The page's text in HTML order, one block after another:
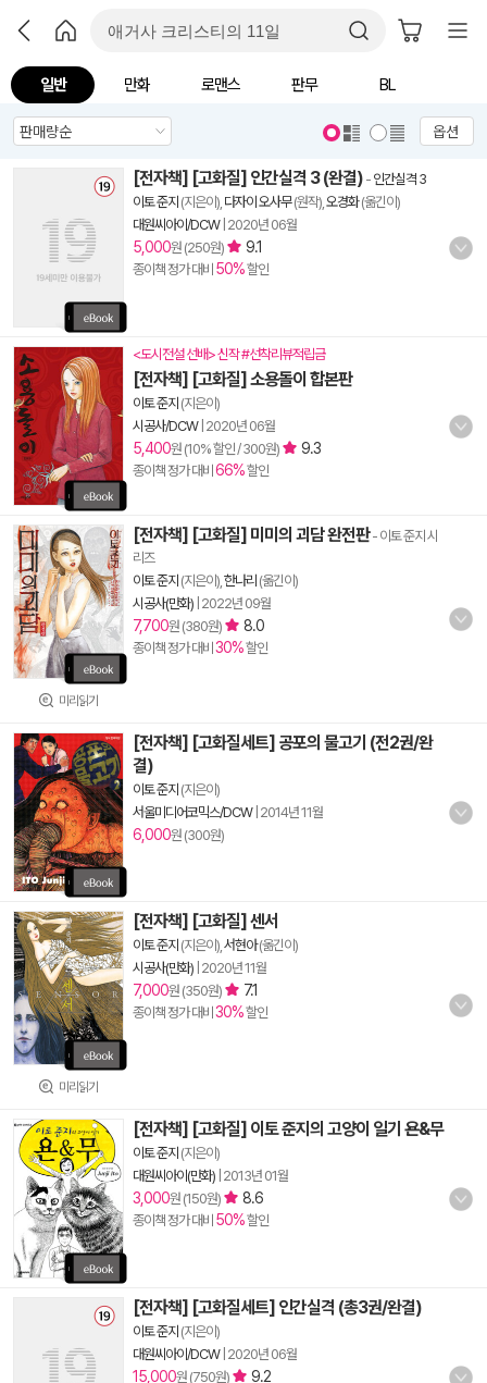
일반 만화 로맨스 판무 BL
옵션
[전자책] [고화질] 인간실격 3 (완결) - 인간실격 3
이토 준지 (지은이), 다자이 오사무(원작), 오경화(옮긴이)
대원씨아이/DCW| 2020년 06월
5,000원 (250원) 9.1
종이책 정가 대비 50%할인
<도시전설 선배> 신작 #선착리뷰적립금
[전자책] [고화질] 소용돌이 합본판
이토 준지 (지은이)
시공사/DCW| 2020년 06월
5,400원 (10% 할인 / 300원) 9.3
종이책 정가 대비 66%할인
미리읽기
[전자책] [고화질] 미미의 괴담 완전판- 이토 준지 시
리즈
이토 준지 (지은이), 한나리 (옮긴이)
시공사(만화) 2022년 09월
7,700원 (380원) 8.0
종이책 정가 대비 30%할인
[전자책] [고화질세트] 공포의 물고기 (전2권/완
결)
이토 준지 (지은이)
서울미디어코믹스/DCW| 2014년 11월
6,000원 (300원)
미리읽기
[전자책] [고화질] 센서
이토 준지 (지은이), 서현아(옮긴이)
시공사(만화) 2020년 11월
7,000원 (350원) 7.1
종이책 정가 대비 30%할인
[전자책] [고화질] 이토 준지의 고양이 일기 욘&무
이토 준지 (지은이)
대원씨아이(만화) 2013년 01월
3,000원 (150원) 8.6
종이책 정가 대비 50%할인
[전자책] [고화질세트] 인간실격 (총3권/완결)
이토 준지 (지은이)
대원씨아이/DCW| 2020년 06월
15,000원 (750원) 9.2